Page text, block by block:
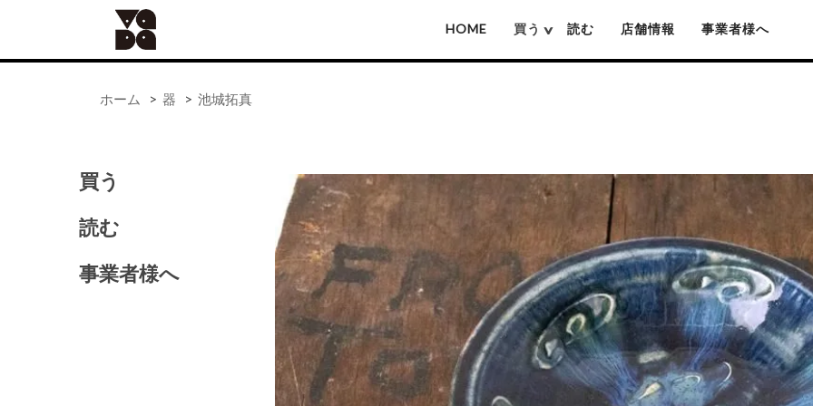
HOME 買う
池城拓真
池本惣一
岡本芳久
いずみ窯 島袋工房
神谷窯
賀上隼敬(木彫り熊)
難波行秀(木工)
高塚和則(木工)
松本寛司(木工)
井上湧(竹細工)
吉原信治郎(
読む 店舗情報 事業者様へ
ホーム > 器 > 池城拓真
買う
器
手仕事
食の道具
41世紀（バッグ）
読む
事業者様へ